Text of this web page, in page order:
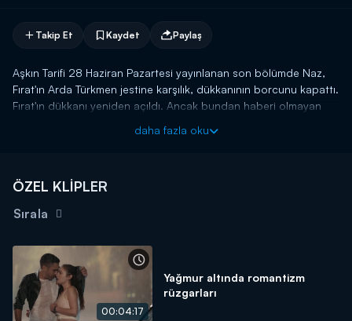
Takip Et Kaydet Paylaş
Aşkın Tarifi 28 Haziran Pazartesi yayınlanan son bölümde Naz,
Fırat'ın Arda Türkmen jestine karşılık, dükkanının borcunu kapattı.
Fırat'ın dükkanı yeniden açıldı. Ancak bundan haberi olmayan
Ancak günün sonunda bunu yapan kişinin Naz Soyluer olduğu
Aşkın Tarifi yeni bölümüyle Pazartesi 20.00'de Kanal D'de!
daha fazla oku
ÖZEL KLİPLER
Sırala
00:04:17
Yağmur altında romantizm
rüzgarları